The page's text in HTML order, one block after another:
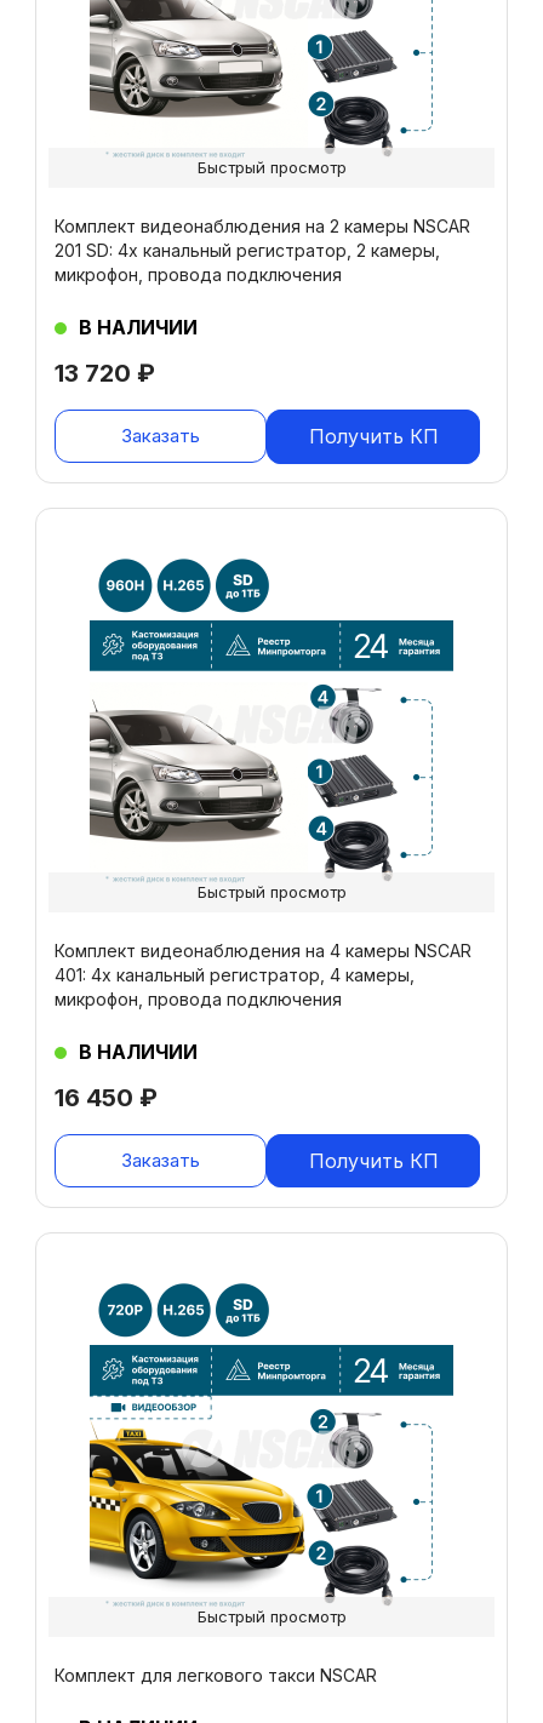
13 720 ₽
Комплект видеонаблюдения на 2 камеры NSCAR
201 SD: 4х канальный регистратор, 2 камеры,
микрофон, провода подключения
В НАЛИЧИИ
Заказать Получить КП
Быстрый просмотр
16 450 ₽
Комплект видеонаблюдения на 4 камеры NSCAR
401: 4х канальный регистратор, 4 камеры,
микрофон, провода подключения
В НАЛИЧИИ
Заказать Получить КП
Быстрый просмотр
Комплект для легкового такси NSCAR
Быстрый просмотр